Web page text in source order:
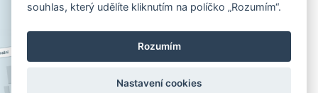
souhlas, který udělíte kliknutím na políčko „Rozumím“.
Rozumím
Nastavení cookies